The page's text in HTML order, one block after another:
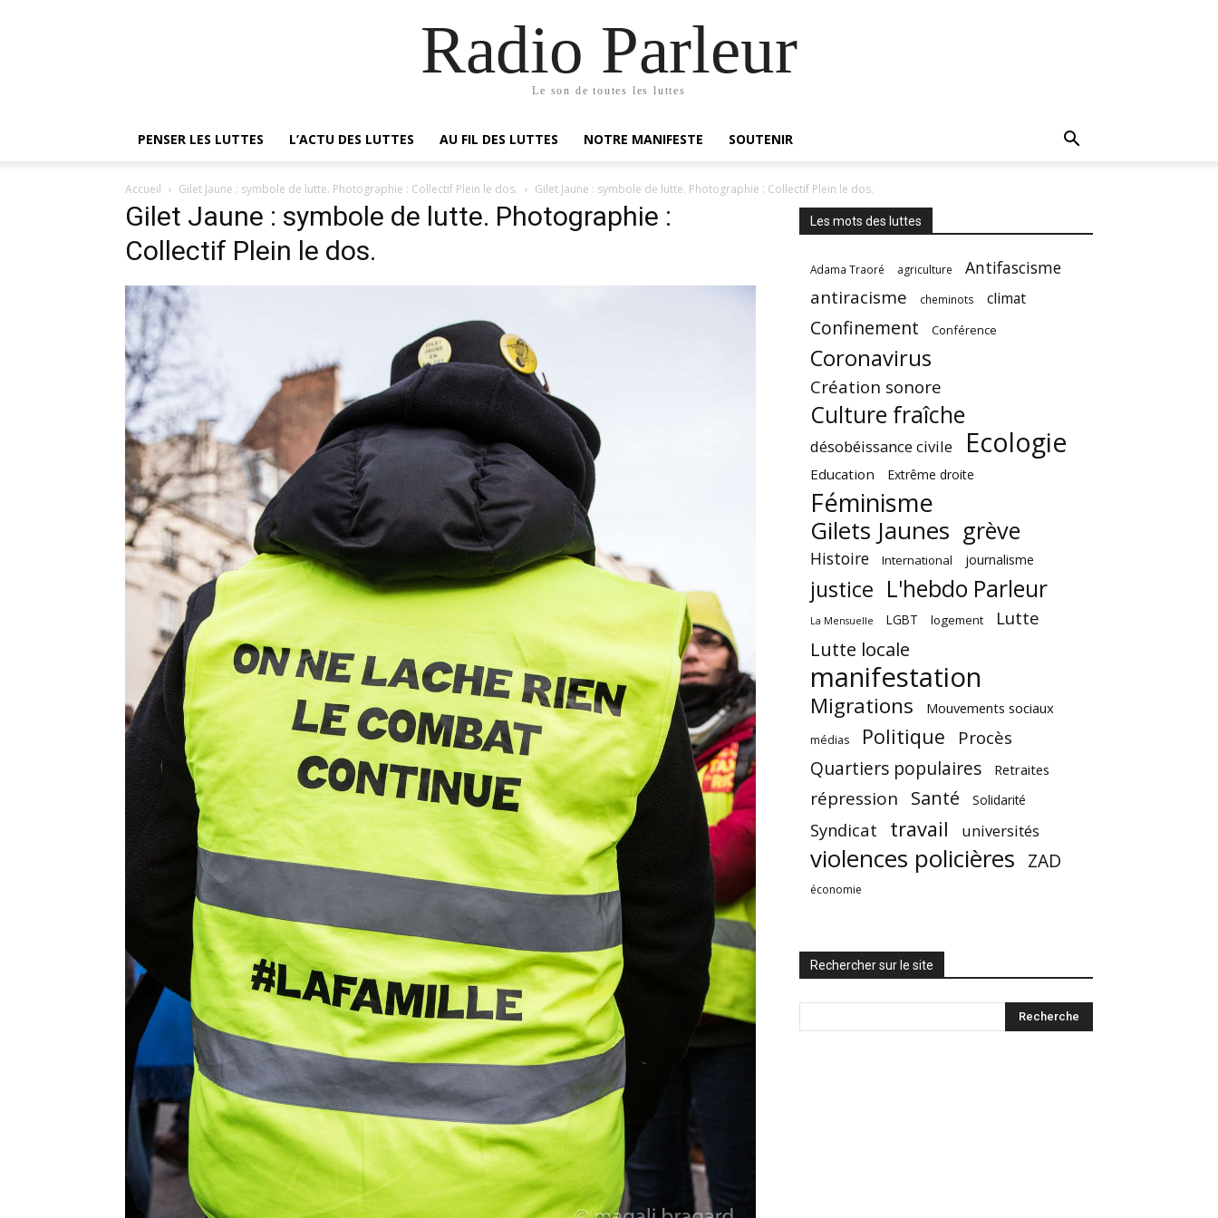
Radio Parleur
Le son de toutes les luttes
PENSER LES LUTTES L’ACTU DES LUTTES AU FIL DES LUTTES NOTRE MANIFESTE SOUTENIR
Accueil Gilet Jaune : symbole de lutte. Photographie : Collectif Plein le dos. Gilet Jaune : symbole de lutte. Photographie : Collectif Plein le dos.
Gilet Jaune : symbole de lutte. Photographie :
Collectif Plein le dos.
Les mots des luttes
Adama Traoré agriculture Antifascisme
antiracisme cheminots climat
Confinement Conférence
Coronavirus
Création sonore
Culture fraîche
désobéissance civile Ecologie
Education Extrême droite
Féminisme
Gilets Jaunes grève
Histoire International journalisme
justice L'hebdo Parleur
La Mensuelle LGBT logement Lutte
Lutte locale
manifestation
Migrations Mouvements sociaux
médias Politique Procès
Quartiers populaires Retraites
répression Santé Solidarité
Syndicat travail universités
violences policières ZAD
économie
Rechercher sur le site